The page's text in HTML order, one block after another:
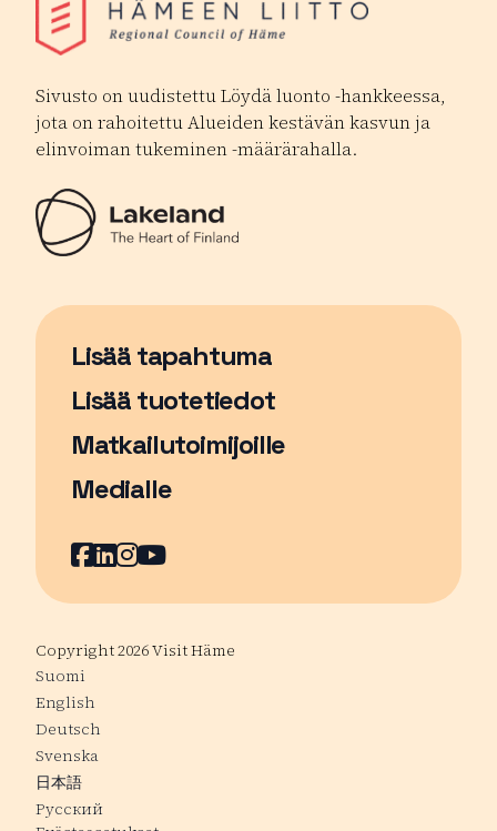
Sivusto on uudistettu Löydä luonto -hankkeessa,
jota on rahoitettu Alueiden kestävän kasvun ja
elinvoiman tukeminen -määrärahalla.
Lisää tapahtuma
Sivu avautuu uudessa ikkunassa
Lisää tuotetiedot
Matkailutoimijoille
Medialle
Facebook
Sivu avautuu uudessa ikkunassa
LinkedIn
Sivu avautuu uudessa ikkunassa
Instagram
Sivu avautuu uudessa
YouTube
Sivu avautuu uudessa
Copyright 2026 Visit Häme
Suomi
English
Deutsch
Svenska
日本語
Русский